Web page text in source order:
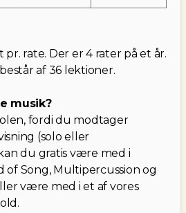
rate. Der er 4 rater på et år.
af 36 lektioner.
musik?
fordi du modtager
(solo eller
du gratis være med i
of Song, Multipercussion og
være med i et af vores